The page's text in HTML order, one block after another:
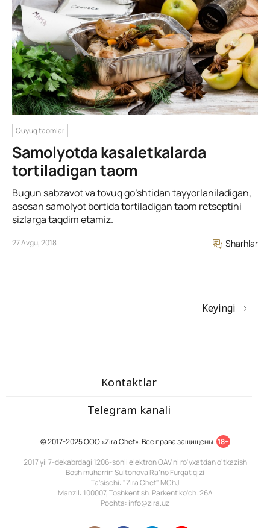
Quyuq taomlar
Samolyotda kasaletkalarda
tortiladigan taom
Bugun sabzavot va tovuq go’shtidan tayyorlaniladigan,
asosan samolyot bortida tortiladigan taom retseptini
sizlarga taqdim etamiz.
27 Avgu, 2018 Sharhlar
Keyingi
Kontaktlar
Telegram kanali
© 2017-2025 ООО «Zira Chef». Все права защищены. 18+
2017 yil 7-dekabrdagi 1206-sonli elektron OAV ni ro'yxatdan o'tkazish
Bosh muharrir: Sultonova Ra’no Furqat qizi
Ta'sischi: "Zira Chef" MChJ
Manzil: 100007, Toshkent sh. Parkent ko'ch. 26A
Pochta: info@zira.uz